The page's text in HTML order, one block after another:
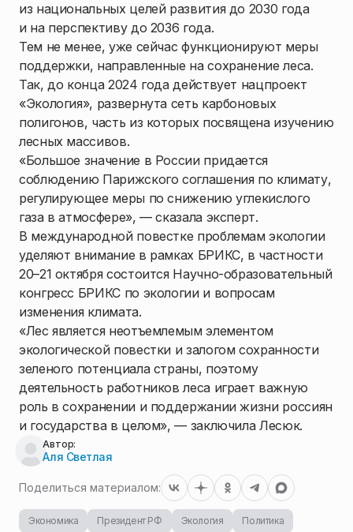
из национальных целей развития до 2030 года
и на перспективу до 2036 года.
Тем не менее, уже сейчас функционируют меры
поддержки, направленные на сохранение леса.
Так, до конца 2024 года действует нацпроект
«Экология», развернута сеть карбоновых
полигонов, часть из которых посвящена изучению
лесных массивов.
«Большое значение в России придается
соблюдению Парижского соглашения по климату,
регулирующее меры по снижению углекислого
газа в атмосфере», — сказала эксперт.
В международной повестке проблемам экологии
уделяют внимание в рамках БРИКС, в частности
20–21 октября состоится Научно-образовательный
конгресс БРИКС по экологии и вопросам
изменения климата.
«Лес является неотъемлемым элементом
экологической повестки и залогом сохранности
зеленого потенциала страны, поэтому
деятельность работников леса играет важную
роль в сохранении и поддержании жизни россиян
и государства в целом», — заключила Лесюк.
Автор:
Аля Светлая
Поделиться материалом:
Экономика Президент РФ Экология
Политика